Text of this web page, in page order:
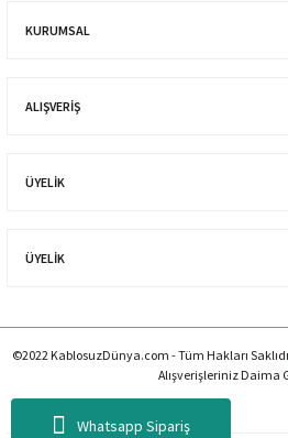
Whatsapp Sipariş
KURUMSAL
ALIŞVERIŞ
ÜYELİK
ÜYELİK
©2022 KablosuzDünya.com - Tüm Hakları
Alışverişleriniz Daima